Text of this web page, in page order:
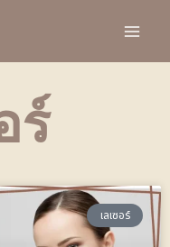
ร์
เลเซอร์